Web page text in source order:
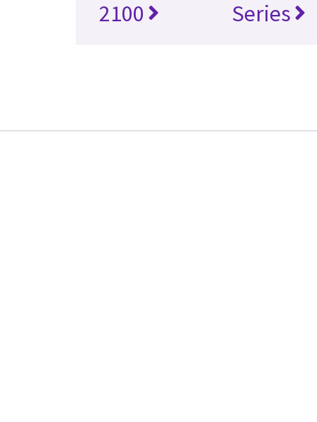
2100 Series